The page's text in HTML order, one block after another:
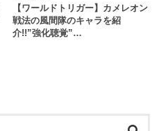
【ワールドトリガー】カメレオン
戦法の風間隊のキャラを紹
介!!”強化聴覚”…